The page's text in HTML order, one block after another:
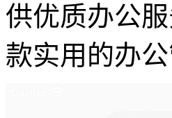
供优质办公
款实用的办公